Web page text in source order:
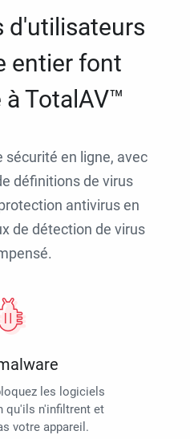
d'utilisateurs
entier font
TotalAV™
sécurité en ligne, avec
définitions de virus
antivirus en
de détection de virus
les logiciels
qu'ils n'infiltrent et
votre appareil.